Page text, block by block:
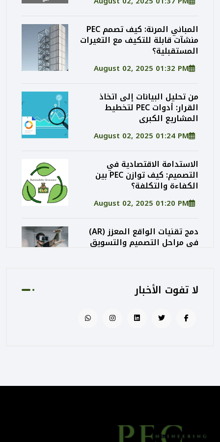
المباني المرنة: كيف تصمم PEC
منشآت قابلة للتكيف مع التغيرات
المستقبلية؟
August 02, 2025 01:32 PM
من تحليل البيانات إلى اتخاذ
القرار: أدوات PEC لتخطيط
المشاريع الكبرى
August 02, 2025 01:24 PM
الاستدامة الاقتصادية في
التصميم: كيف توازن PEC بين
الكفاءة والتكلفة؟
August 02, 2025 01:20 PM
دمج تقنيات الواقع المعزز (AR)
في مراحل التصميم والتسويق
كيف تساهم PEC في رفع جودة
الإشراف المتكامل؟
المباني أكثر إنسانية
الهندسة الرقمية في المشاريع
لا تفوت الأخبار